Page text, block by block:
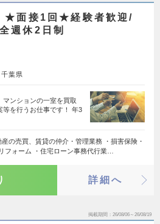
★面接1回★経験者歓迎/
週休2日制
千葉県
マンションの一室を買取
等を行うお仕事です！ 年3
産の売買、賃貸の仲介・管理業務 ・損害保険・
フォーム ・住宅ローン事務代行業…
詳細へ
掲載期間 26/08/06～26/08/19